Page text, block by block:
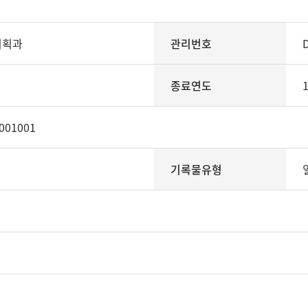
과 관리번호
종료연도
기록물유형